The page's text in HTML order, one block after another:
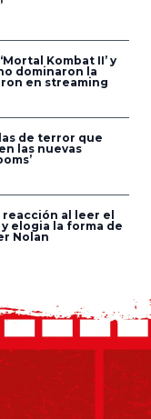
Kombat II’ y
dominaron la
en streaming
de terror que
las nuevas
reacción al leer el
y elogia la forma de
Nolan